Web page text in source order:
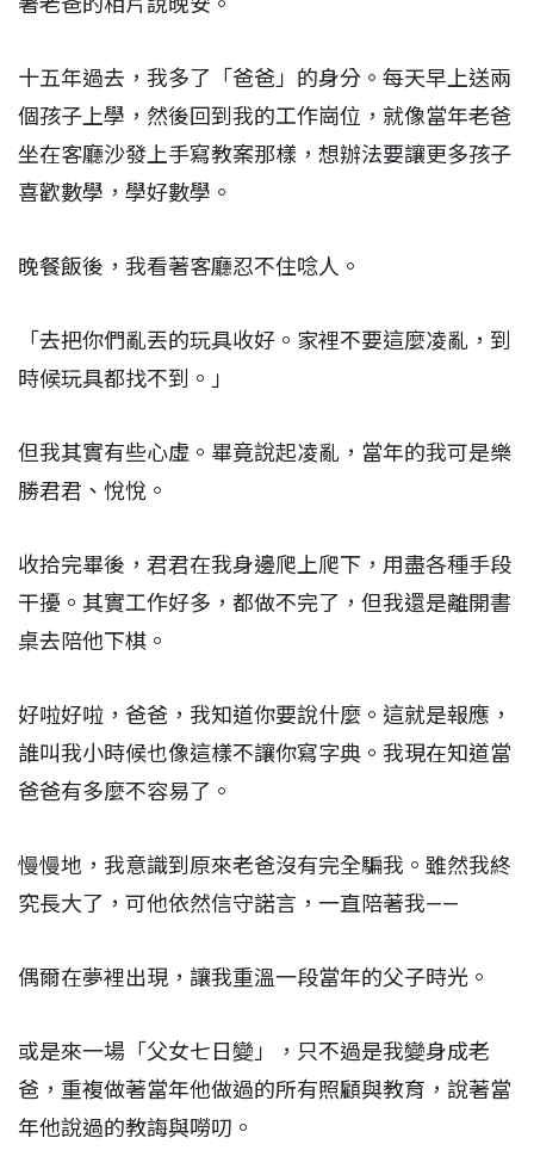
十五年過去，我多了「爸爸」的身分。每天早上送兩
個孩子上學，然後回到我的工作崗位，就像當年老爸
坐在客廳沙發上手寫教案那樣，想辦法要讓更多孩子
喜歡數學，學好數學。
晚餐飯後，我看著客廳忍不住唸人。
「去把你們亂丟的玩具收好。家裡不要這麼凌亂，到
時候玩具都找不到。」
但我其實有些心虛。畢竟說起凌亂，當年的我可是樂
勝君君、悅悅。
收拾完畢後，君君在我身邊爬上爬下，用盡各種手段
干擾。其實工作好多，都做不完了，但我還是離開書
桌去陪他下棋。
好啦好啦，爸爸，我知道你要說什麼。這就是報應，
誰叫我小時候也像這樣不讓你寫字典。我現在知道當
爸爸有多麼不容易了。
慢慢地，我意識到原來老爸沒有完全騙我。雖然我終
究長大了，可他依然信守諾言，一直陪著我——
偶爾在夢裡出現，讓我重溫一段當年的父子時光。
或是來一場「父女七日變」，只不過是我變身成老
爸，重複做著當年他做過的所有照顧與教育，說著當
年他說過的教誨與嘮叨。